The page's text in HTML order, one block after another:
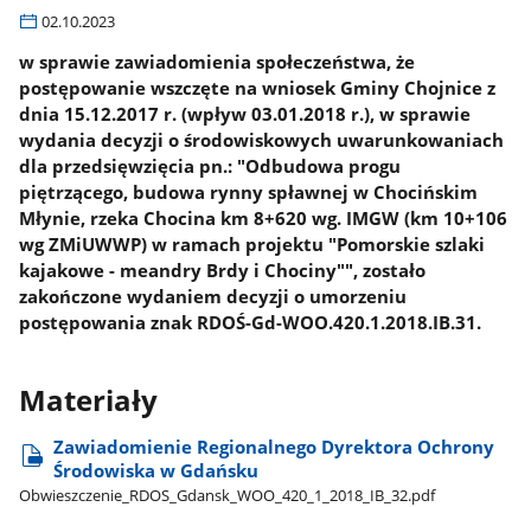
02.10.2023
w sprawie zawiadomienia społeczeństwa, że
postępowanie wszczęte na wniosek Gminy Chojnice z
dnia 15.12.2017 r. (wpływ 03.01.2018 r.), w sprawie
wydania decyzji o środowiskowych uwarunkowaniach
dla przedsięwzięcia pn.: "Odbudowa progu
piętrzącego, budowa rynny spławnej w Chocińskim
Młynie, rzeka Chocina km 8+620 wg. IMGW (km 10+106
wg ZMiUWWP) w ramach projektu "Pomorskie szlaki
kajakowe - meandry Brdy i Chociny"", zostało
zakończone wydaniem decyzji o umorzeniu
postępowania znak RDOŚ-Gd-WOO.420.1.2018.IB.31.
Materiały
Zawiadomienie Regionalnego Dyrektora Ochrony
Środowiska w Gdańsku
Obwieszczenie​_RDOS​_Gdansk​_WOO​_420​_1​_2018​_IB​_32.pdf